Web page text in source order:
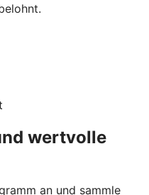
wertvolle
an und sammle